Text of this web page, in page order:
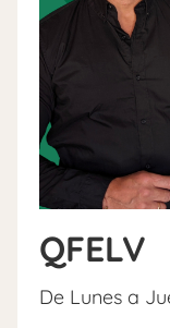
QFELV
De Lunes a